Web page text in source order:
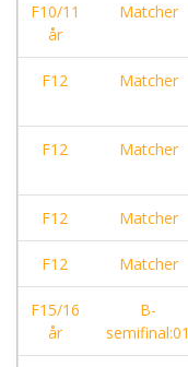
F10/11
år
Matcher
F12 Matcher
F12 Matcher
F12 Matcher
F12 Matcher
F15/16
år
B-
semifinal:01